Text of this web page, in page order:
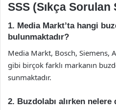
SSS (Sıkça Sorulan
1. Media Markt’ta hangi
bulunmaktadır?
Media Markt, Bosch, Siemens,
gibi birçok farklı markanın
sunmaktadır.
2. Buzdolabı alırken